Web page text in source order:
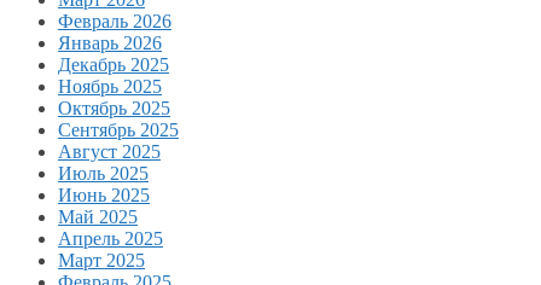
Февраль 2026
Январь 2026
Декабрь 2025
Ноябрь 2025
Октябрь 2025
Сентябрь 2025
Август 2025
Июль 2025
Июнь 2025
Май 2025
Апрель 2025
Март 2025